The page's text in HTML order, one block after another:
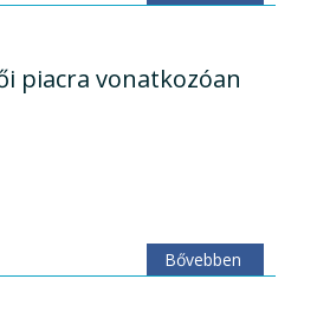
piacra vonatkozóan
Bővebben